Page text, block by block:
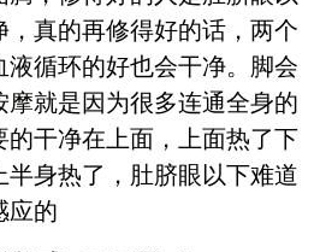
，真的再修得好的话，两个
循环的好也会干净。脚会
就是因为很多连通全身的
的干净在上面，上面热了下
身热了，肚脐眼以下难道
应的